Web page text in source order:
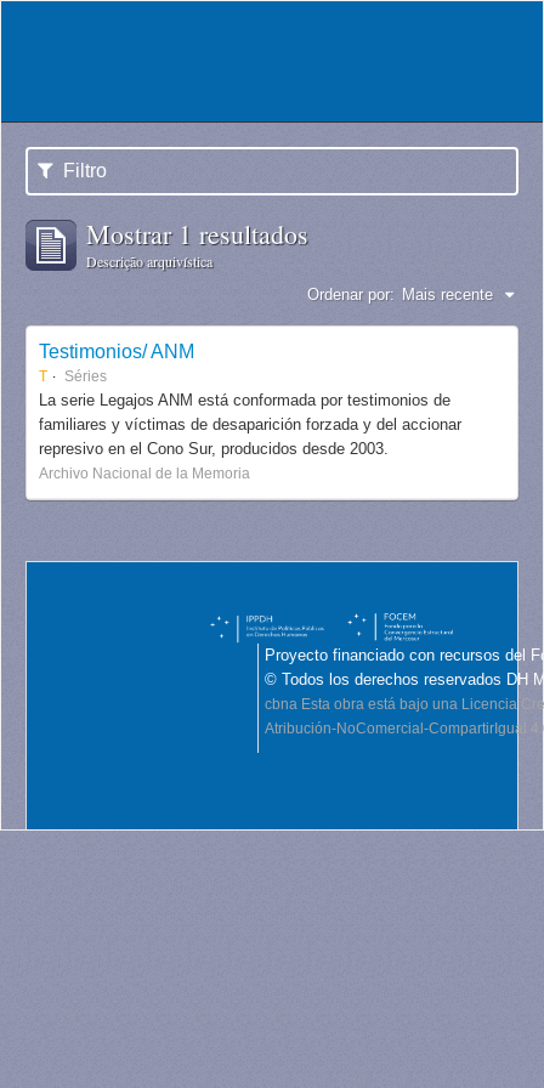
Filtro
Mostrar 1 resultados
Descrição arquivística
Ordenar por: Mais recente
Testimonios/ ANM
T Séries
La serie Legajos ANM está conformada por testimonios de
familiares y víctimas de desaparición forzada y del accionar
represivo en el Cono Sur, producidos desde 2003.
Archivo Nacional de la Memoria
Proyecto financiado con recursos del
© Todos los derechos reservados DH
cbna Esta obra está bajo una Licencia
Atribución-NoComercial-CompartirIgual